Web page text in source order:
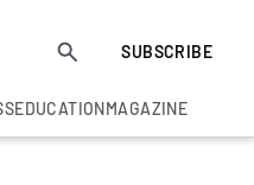
SUBSCRIBE
EDUCATIONMAGAZINE